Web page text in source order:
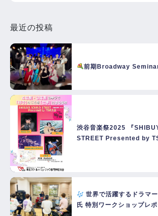
最近の投稿
前期Broadway
渋谷音楽祭2025 『
STREET Presented by
世界で活躍するドラマ
氏 特別ワークショップレポ